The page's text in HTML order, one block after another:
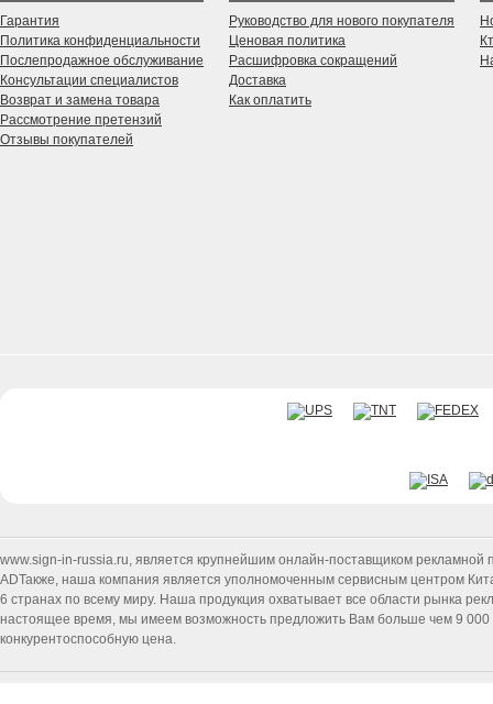
Гарантия
Политика конфиденциальности
Послепродажное обслуживание
Консультации специалистов
Возврат и замена товара
Рассмотрение претензий
Отзывы покупателей
Руководство для нового покупателя
Ценовая политика
Расшифровка сокращений
Доставка
Как оплатить
www.sign-in-russia.ru, является крупнейшим онлайн-поставщиком рекламной
ADТакже, наша компания является уполномоченным сервисным центром
6 странах по всему миру. Наша продукция охватывает все области рынка
настоящее время, мы имеем возможность предложить Вам больше чем 9 000
конкурентоспособную цена.